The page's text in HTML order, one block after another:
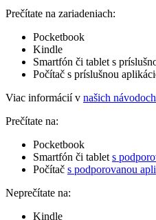
Prečítate na zariadeniach:
Pocketbook
Kindle
Smartfón či tablet s
Počítač s príslušnou
Viac informácií v našich návodoch
Prečítate na:
Pocketbook
Smartfón či tablet s
Počítač s podporovanou
Neprečítate na:
Kindle